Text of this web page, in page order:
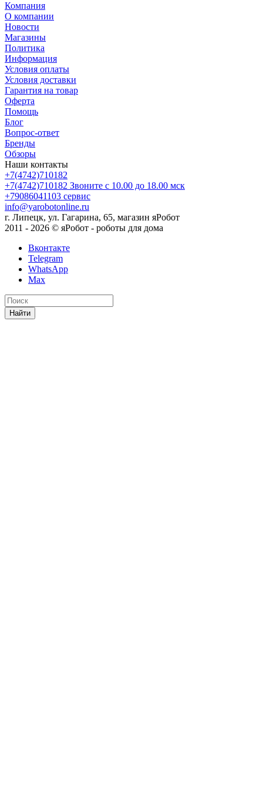
Компания
О компании
Новости
Магазины
Политика
Информация
Условия оплаты
Условия доставки
Гарантия на товар
Оферта
Помощь
Блог
Вопрос-ответ
Бренды
Обзоры
Наши контакты
+7(4742)710182
+7(4742)710182 Звоните с 10.00 до 18.00 мск
+79086041103 сервис
info@yarobotonline.ru
г. Липецк, ул. Гагарина, 65, магазин яРобот
2011 - 2026 © яРобот - роботы для дома
Вконтакте
Telegram
WhatsApp
Max
Найти